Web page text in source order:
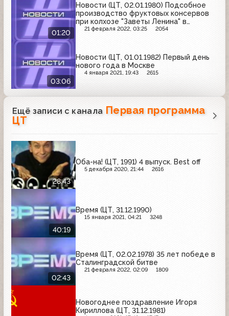
01:20
Новости (ЦТ, 02.01.1980) Подсобное
производство фруктовых консервов
при колхозе "Заветы Ленина" в
Джанкойском районе Крыма
21 февраля 2022, 03:25 2054
03:06
Новости (ЦТ, 01.01.1982) Первый день
нового года в Москве
4 января 2021, 19:43 2615
Ещё записи с канала Первая программа
ЦТ
28:43
Оба-на! (ЦТ, 1991) 4 выпуск. Best off
5 декабря 2020, 21:44 2616
40:19
Время (ЦТ, 31.12.1990)
15 января 2021, 04:21 3248
02:43
Время (ЦТ, 02.02.1978) 35 лет победе в
Сталинградской битве
21 февраля 2022, 02:09 1809
Новогоднее поздравление Игоря
Кириллова (ЦТ, 31.12.1981)